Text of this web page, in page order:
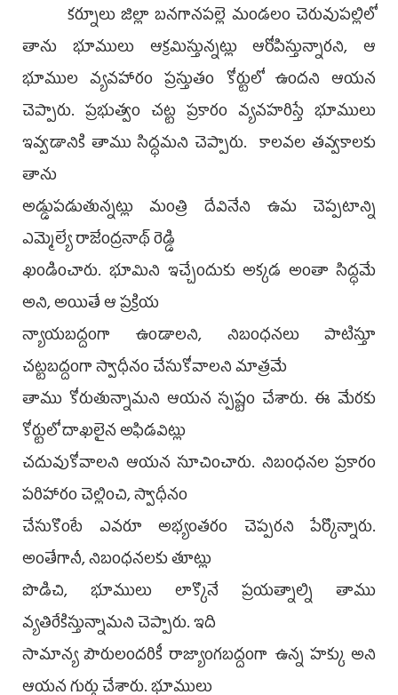
కర్నూలు జిల్లా బనగానపల్లె మండలం చెరువుపల్లిలో
తాను భూములు ఆక్రమిస్తున్నట్లు ఆరోపిస్తున్నారని, ఆ
భూముల వ్యవహారం ప్రస్తుతం కోర్టులో ఉందని ఆయన
చెప్పారు. ప్రభుత్వం చట్ట ప్రకారం వ్యవహరిస్తే భూములు
ఇవ్వడానికి తాము సిద్ధమని చెప్పారు. కాలవల తవ్వకాలకు
తాను
అడ్డుపడుతున్నట్లు మంత్రి దేవినేని ఉమ చెప్పటాన్ని
ఎమ్మెల్యే రాజేంద్రనాథ్ రెడ్డి
ఖండించారు. భూమిని ఇచ్చేందుకు అక్కడ అంతా సిద్ధమే
అని, అయితే ఆ ప్రక్రియ
న్యాయబద్దంగా ఉండాలని, నిబంధనలు పాటిస్తూ
చట్టబద్దంగా స్వాధీనం చేసుకోవాలని మాత్రమే
తాము కోరుతున్నామని ఆయన స్పష్టం చేశారు. ఈ మేరకు
కోర్టులో దాఖలైన అఫిడవిట్లు
చదువుకోవాలని ఆయన సూచించారు. నిబంధనల ప్రకారం
పరిహారం చెల్లించి, స్వాధీనం
చేసుకొంటే ఎవరూ అభ్యంతరం చెప్పరని పేర్కొన్నారు.
అంతేగానీ, నిబంధనలకు తూట్లు
పొడిచి, భూములు లాక్కొనే ప్రయత్నాల్ని తాము
వ్యతిరేకిస్తున్నామని చెప్పారు. ఇది
సామాన్య పౌరులందరికీ రాజ్యాంగబద్దంగా ఉన్న హక్కు అని
ఆయన గుర్తు చేశారు. భూములు